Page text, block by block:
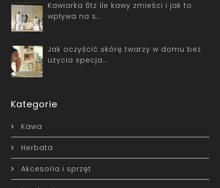
Kawiarka 6tz ile kawy zmieści i jak to
wpływa na s…
Jak oczyścić skórę twarzy w domu bez
użycia specja…
Kategorie
Kawa
Herbata
Akcesoria i sprzęt